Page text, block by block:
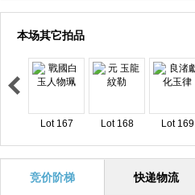
本场其它拍品
Lot 167 Lot 168 Lot 169
竞价阶梯 快递物流